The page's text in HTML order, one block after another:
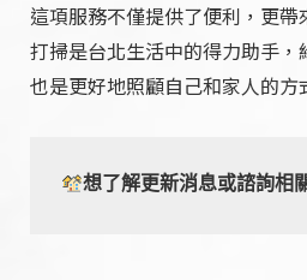
這項服務不僅提供了便利，更
打掃是台北生活中的得力助手
也是更好地照顧自己和家人的方
想了解更新消息或諮詢相